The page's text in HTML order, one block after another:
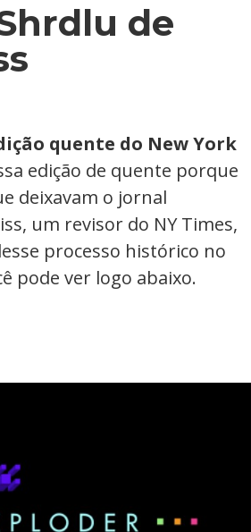
de
quente do New York
edição de quente porque
deixavam o jornal
um revisor do NY Times,
processo histórico no
pode ver logo abaixo.